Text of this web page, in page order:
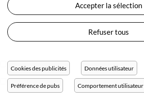
Devenir revendeur
Les Totebags
Nos différents thèmes
Retour et remboursement
Moyens de paiement
Questions / Réponses
Conditions générales de vente
Protection des données personnelles
Réglage des cookies
Accepter la sélection
Refuser tous
Cookies des publicités Données utilisateur
Préférence de pubs Comportement utilisateur